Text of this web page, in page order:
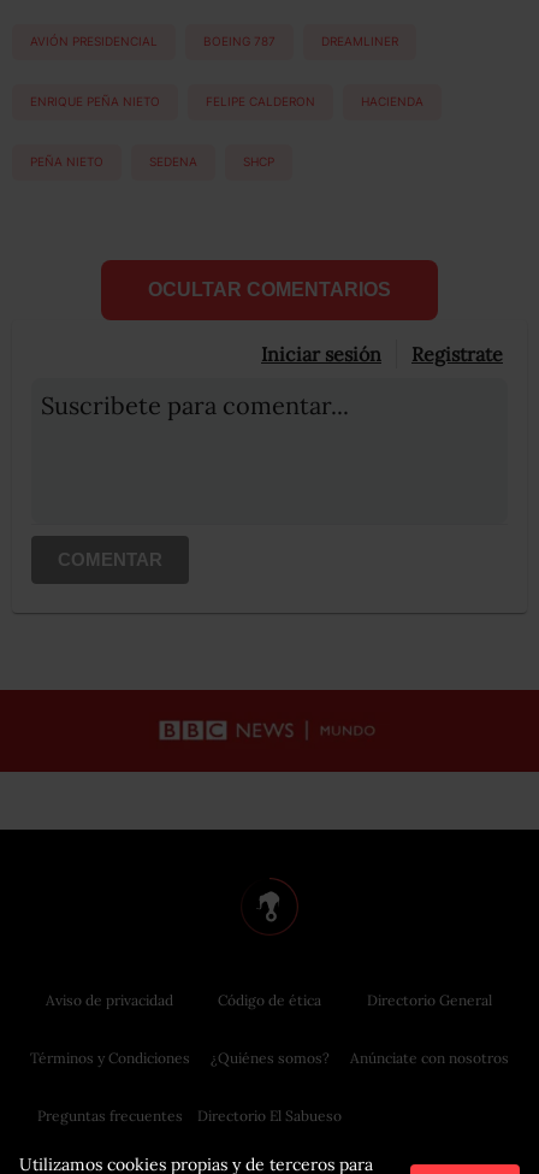
AVIÓN PRESIDENCIAL BOEING 787 DREAMLINER
ENRIQUE PEÑA NIETO FELIPE CALDERON HACIENDA
PEÑA NIETO SEDENA SHCP
OCULTAR COMENTARIOS
Iniciar sesión Registrate
Suscribete para comentar...
COMENTAR
Utilizamos cookies propias y de terceros para
Aviso de privacidad
Términos y Condiciones
Preguntas frecuentes
Código de ética
¿Quiénes somos?
Directorio El Sabueso
Directorio General
Anúnciate con nosotros